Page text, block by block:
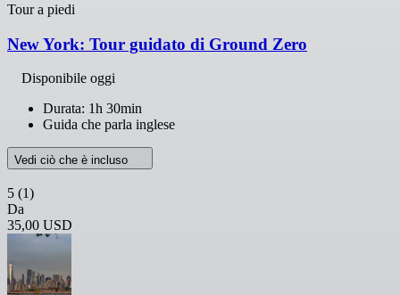
Tour a piedi
New York: Tour guidato di Ground Zero
Disponibile oggi
Durata: 1h 30min
Guida che parla inglese
Vedi ciò che è incluso
5 (1)
Da
35,00 USD